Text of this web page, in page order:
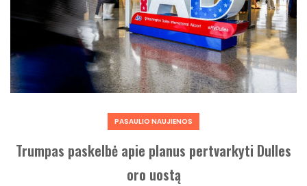
PASAULIO NAUJIENOS
Trumpas paskelbė apie planus pertvarkyti Dulles
oro uostą